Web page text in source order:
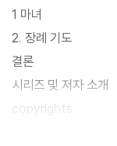
1 마녀
2. 장례 기도
결론
시리즈 및 저자 소개
copyrights